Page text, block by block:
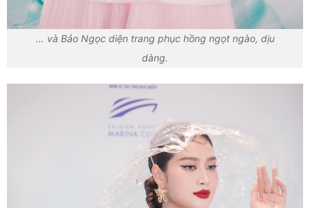
... và Bảo Ngọc diện trang phục hồng ngọt ngào, dịu
dàng.